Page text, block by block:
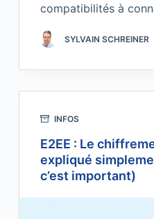
compatibilités à
SYLVAIN SCHREINER
INFOS
E2EE : Le
expliqué
c’est important)